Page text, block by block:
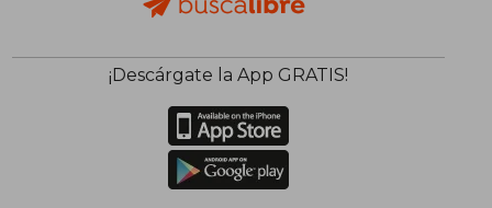
¡Descárgate la App GRATIS!